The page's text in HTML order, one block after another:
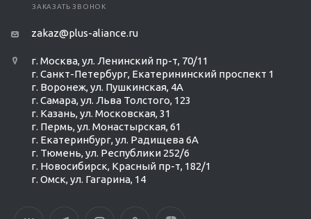
ЗАКАЗАТЬ ЗВОНОК
zakaz@plus-aliance.ru
г. Москва, ул. Ленинский пр-т, 70/11
г. Санкт-Петербург, Екатерининский проспект 1
г. Воронеж, ул. Пушкинская, 4А
г. Самара, ул. Льва Толстого, 123
г. Казань, ул. Московская, 31
г. Пермь, ул. Монастырская, 61
г. Екатеринбург, ул. Радищева 6А
г. Тюмень, ул. Республики 252/6
г. Новосибирск, Красный пр-т, 182/1
г. Омск, ул. ​Гагарина, 14